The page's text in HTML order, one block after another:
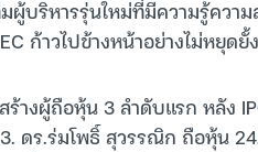
ผู้บริหารรุ่นใหม่ที่มีความรู้ควา
ก้าวไปข้างหน้าอย่างไม่หยุดยั้
ร้างผู้ถือหุ้น 3 ลำดับแรก หลัง
ดร.ร่มโพธิ์ สุวรรณิก ถือหุ้น